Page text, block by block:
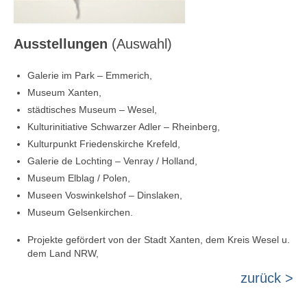
Ausstellungen (Auswahl)
Galerie im Park – Emmerich,
Museum Xanten,
städtisches Museum – Wesel,
Kulturinitiative Schwarzer Adler – Rheinberg,
Kulturpunkt Friedenskirche Krefeld,
Galerie de Lochting – Venray / Holland,
Museum Elblag / Polen,
Museen Voswinkelshof – Dinslaken,
Museum Gelsenkirchen.
Projekte gefördert von der Stadt Xanten, dem Kreis Wesel u.
dem Land NRW,
zurück >